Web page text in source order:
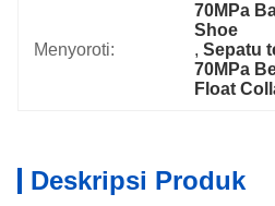
Menyoroti:
70MPa
Shoe
, Sepatu
70MPa
Float
Deskripsi Produk